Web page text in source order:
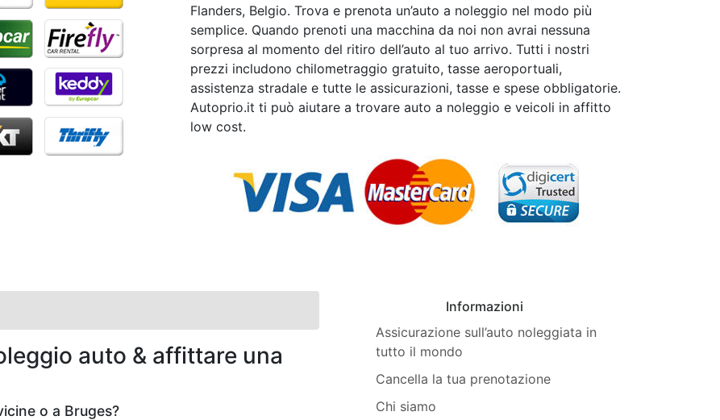
Flanders, Belgio. Trova e prenota un’auto a noleggio nel modo più
semplice. Quando prenoti una macchina da noi non avrai nessuna
sorpresa al momento del ritiro dell’auto al tuo arrivo. Tutti i nostri
prezzi includono chilometraggio gratuito, tasse aeroportuali,
assistenza stradale e tutte le assicurazioni, tasse e spese obbligatorie.
Autoprio.it ti può aiutare a trovare auto a noleggio e veicoli in affitto
low cost.
auto & affittare una
o a Bruges?
Informazioni
Assicurazione sull’auto noleggiata in
tutto il mondo
Cancella la tua prenotazione
Chi siamo